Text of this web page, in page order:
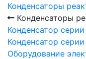
Конденсаторы
Конденсаторы
Конденсатор
Конденсатор
Оборудование